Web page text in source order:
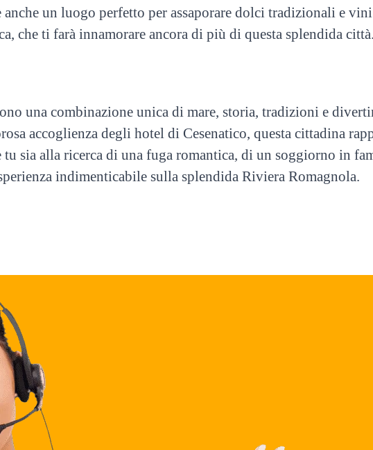
anche un luogo perfetto per assaporare dolci tradizionali e
che ti farà innamorare ancora di più di questa splendida città.
una combinazione unica di mare, storia, tradizioni e
accoglienza degli hotel di Cesenatico, questa cittadina
sia alla ricerca di una fuga romantica, di un soggiorno in
indimenticabile sulla splendida Riviera Romagnola.